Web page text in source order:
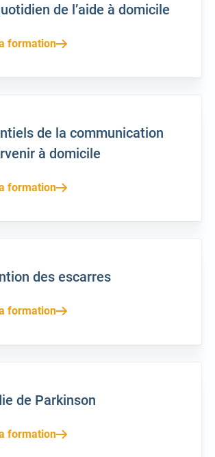
de l’aide à domicile
formation
de la communication
à domicile
formation
des escarres
formation
de Parkinson
formation